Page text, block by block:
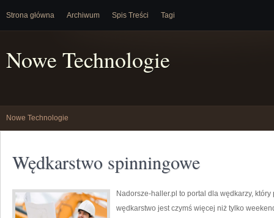
Strona główna Archiwum Spis Treści Tagi
Nowe Technologie
Nowe Technologie
Wędkarstwo spinningowe
Nadorsze-haller.pl to portal dla wędkarzy,
wędkarstwo jest czymś więcej niż tylko